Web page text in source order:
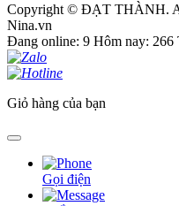
Copyright © ĐẠT THÀNH.
Nina.vn
Đang online: 9 Hôm nay: 266
Giỏ hàng của bạn
Gọi điện